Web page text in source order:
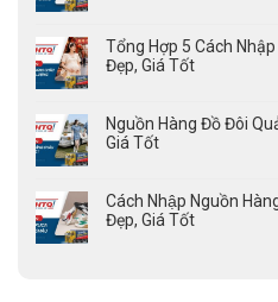
Tổng Hợp 5 Cách
Đẹp, Giá Tốt
Nguồn Hàng Đồ Đôi
Giá Tốt
Cách Nhập Nguồn
Đẹp, Giá Tốt